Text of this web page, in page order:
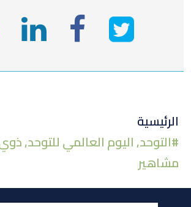
انشر
على
انشر
في
الرئيسية
#التوحد,اليوم العالمي للتوحد,
مشاهير